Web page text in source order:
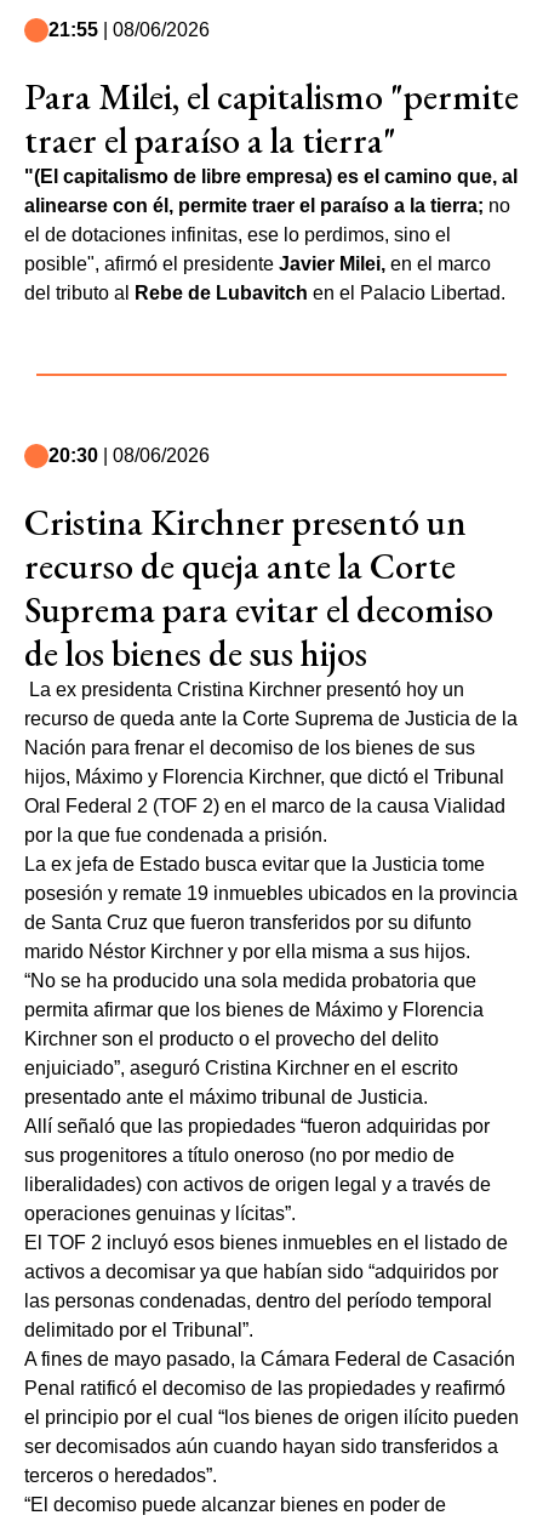
21:55 | 08/06/2026
Para Milei, el capitalismo "permite
traer el paraíso a la tierra"
"(El capitalismo de libre empresa) es el camino que, al
alinearse con él, permite traer el paraíso a la tierra; no
el de dotaciones infinitas, ese lo perdimos, sino el
posible", afirmó el presidente Javier Milei, en el marco
del tributo al
Rebe de Lubavitch en el Palacio Libertad.
20:30 | 08/06/2026
Cristina Kirchner presentó un
recurso de queja ante la Corte
Suprema para evitar el decomiso
de los bienes de sus hijos
La ex presidenta Cristina Kirchner presentó hoy un
recurso de queda ante la Corte Suprema de Justicia de la
Nación para frenar el decomiso de los bienes de sus
hijos, Máximo y Florencia Kirchner, que dictó el Tribunal
Oral Federal 2 (TOF 2) en el marco de la causa Vialidad
por la que fue condenada a prisión.
La ex jefa de Estado busca evitar que la Justicia tome
posesión y remate 19 inmuebles ubicados en la provincia
de Santa Cruz que fueron transferidos por su difunto
marido Néstor Kirchner y por ella misma a sus hijos.
“No se ha producido una sola medida probatoria que
permita afirmar que los bienes de Máximo y Florencia
Kirchner son el producto o el provecho del delito
enjuiciado”, aseguró Cristina Kirchner en el escrito
presentado ante el máximo tribunal de Justicia.
Allí señaló que las propiedades “fueron adquiridas por
sus progenitores a título oneroso (no por medio de
liberalidades) con activos de origen legal y a través de
operaciones genuinas y lícitas”.
El TOF 2 incluyó esos bienes inmuebles en el listado de
activos a decomisar ya que habían sido “adquiridos por
las personas condenadas, dentro del período temporal
delimitado por el Tribunal”.
A fines de mayo pasado, la Cámara Federal de Casación
Penal ratificó el decomiso de las propiedades y reafirmó
el principio por el cual “los bienes de origen ilícito pueden
ser decomisados aún cuando hayan sido transferidos a
terceros o heredados”.
“El decomiso puede alcanzar bienes en poder de